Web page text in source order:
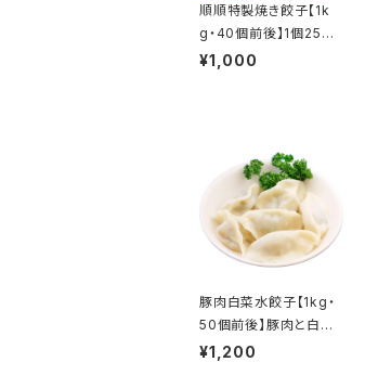
順順特製焼き餃子【1k
g・40個前後】1個25グ
ラム! 食べごたえたっぷ
¥1,000
豚肉白菜水餃子【1kg・
50個前後】豚肉と白菜
をたっぷり入れました！
¥1,200